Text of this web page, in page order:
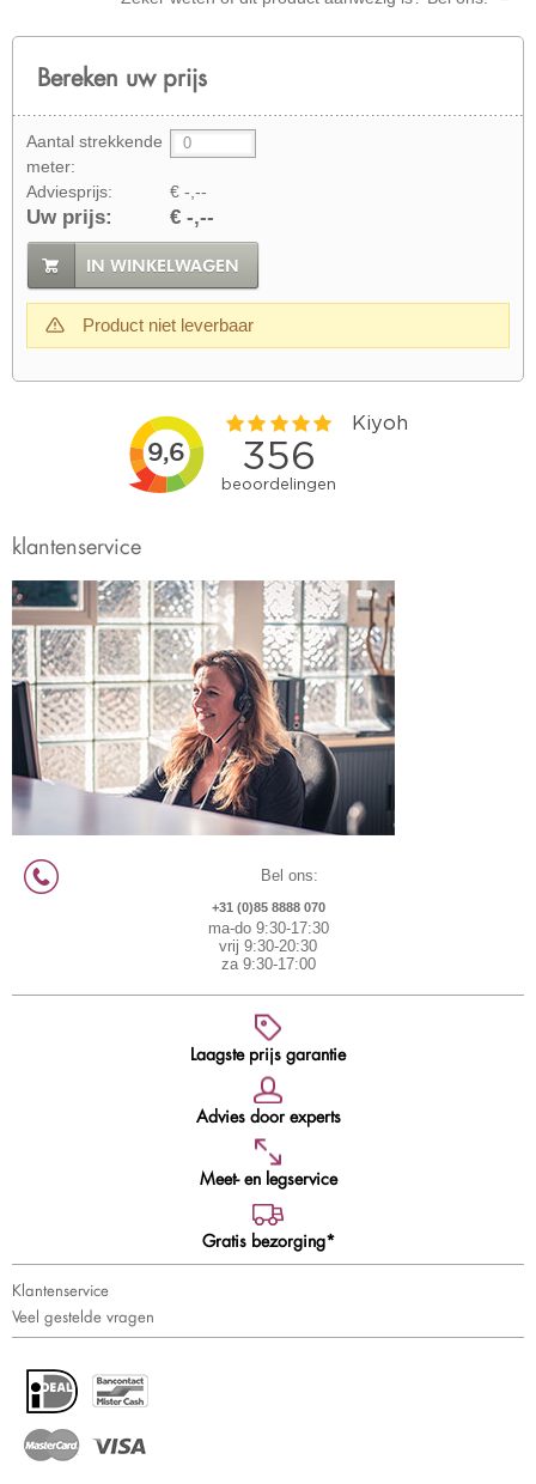
Bereken uw prijs
Aantal strekkende
meter:
Adviesprijs:
€ -,--
Uw prijs: € -,--
IN WINKELWAGEN
Product niet leverbaar
klantenservice
Bel ons:
+31 (0)85 8888 070
ma-do 9:30-17:30
vrij 9:30-20:30
za 9:30-17:00
Laagste prijs garantie
Advies door experts
Meet- en legservice
Gratis bezorging*
Klantenservice
Veel gestelde vragen